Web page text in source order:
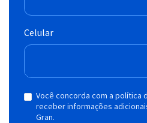
Celular
Você concorda com a política
receber informações
Gran.